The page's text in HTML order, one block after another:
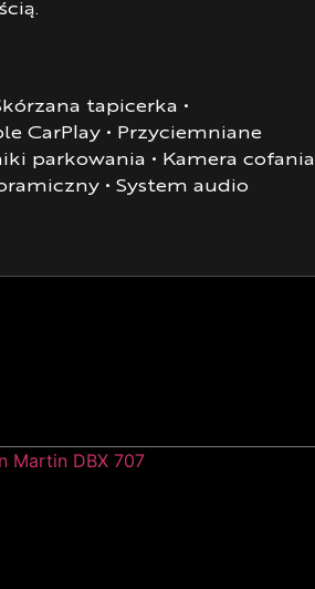
tapicerka •
CarPlay • Przyciemniane
parkowania • Kamera cofania
• System audio